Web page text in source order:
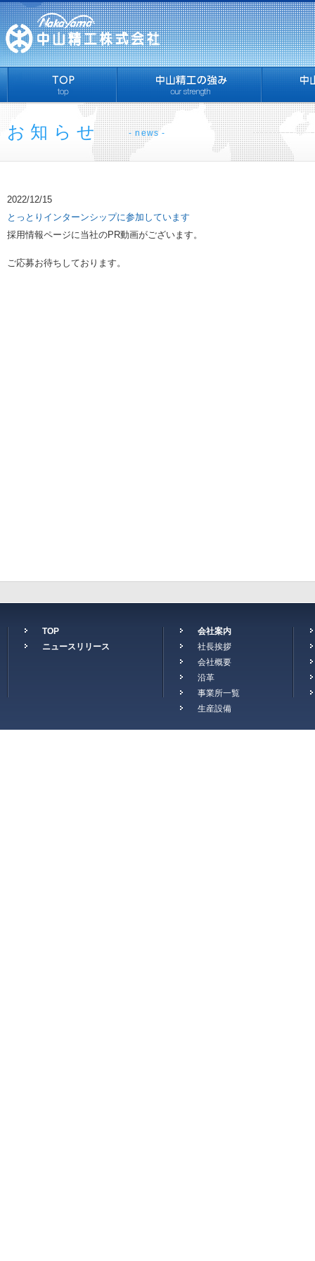
お知らせ - news -
2022/12/15
とっとりインターンシップに参加しています
採用情報ページに当社のPR動画がございます。
ご応募お待ちしております。
TOP
ニュースリリース
会社案内
社長挨拶
会社概要
沿革
事業所一覧
生産設備